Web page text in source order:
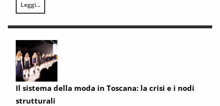
Leggi...
La digitalizzazione del lavoro e le opportunità per le aree interne
Il sistema della moda in Toscana: la crisi e i nodi
strutturali